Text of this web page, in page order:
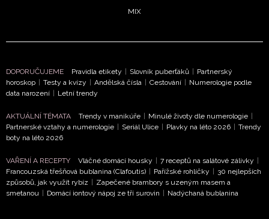
MIX
DOPORUČUJEME Pravidla etikety Slovník puberťáků
Partnerský
horoskop
Testy a kvízy Andělská čísla Cestování
Numerologie podle
data narození
Letní trendy
AKTUÁLNÍ TÉMATA Trendy v manikúře Minulé životy dle numerologie
Partnerské vztahy a numerologie
Seriál Ulice Plavky na léto 2026
Trendy
boty na léto 2026
VAŘENÍ A RECEPTY Vláčné domácí housky 7 receptů na salátové zálivky
Francouzská třešňová bublanina (Clafoutis)
Pařížské rohlíčky
30 nejlepších
způsobů, jak využít rybíz
Zapečené brambory s uzeným masem a
smetanou
Domácí iontový nápoj ze tří surovin Nadýchaná bublanina